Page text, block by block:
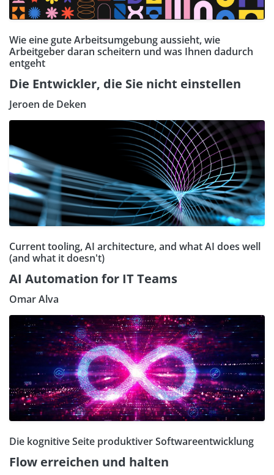
Wie eine gute Arbeitsumgebung aussieht, wie
Arbeitgeber daran scheitern und was Ihnen dadurch
entgeht
Die Entwickler, die Sie nicht einstellen
Jeroen de Deken
Current tooling, AI architecture, and what AI does well
(and what it doesn't)
AI Automation for IT Teams
Omar Alva
Die kognitive Seite produktiver Softwareentwicklung
Flow erreichen und halten